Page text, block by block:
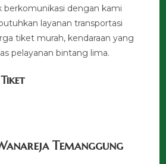
berkomunikasi dengan kami
layanan transportasi
tiket murah, kendaraan yang
pelayanan bintang lima.
Temanggung